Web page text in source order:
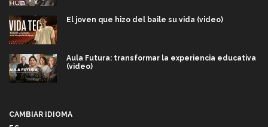
El joven que hizo del baile su vida (video)
Aula Futura: transformar la experiencia educativa
(video)
CAMBIAR IDIOMA